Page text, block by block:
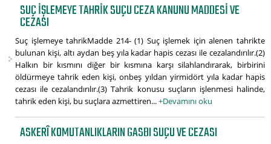
SUÇ IŞLEMEYE TAHRIK SUÇU CEZA KANUNU MADDESI VE
CEZASI
Suç işlemeye tahrikMadde 214- (1) Suç işlemek için alenen tahrikte
bulunan kişi, altı aydan beş yıla kadar hapis cezası ile cezalandırılır.(2)
Halkın bir kısmını diğer bir kısmına karşı silahlandırarak, birbirini
öldürmeye tahrik eden kişi, onbeş yıldan yirmidört yıla kadar hapis
cezası ile cezalandırılır.(3) Tahrik konusu suçların işlenmesi halinde,
tahrik eden kişi, bu suçlara azmettiren...+Devamını oku
ASKERÎ KOMUTANLIKLARIN GASBI SUÇU VE CEZASI